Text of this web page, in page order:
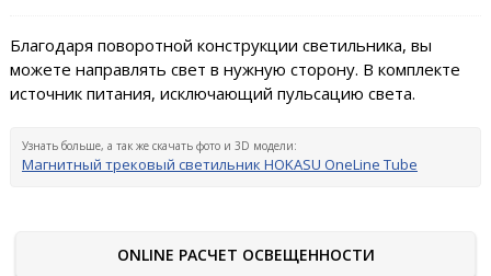
Благодаря поворотной конструкции светильника, вы
можете направлять свет в нужную сторону. В комплекте
источник питания, исключающий пульсацию света.
Узнать больше, а так же скачать фото и 3D модели:
Магнитный трековый светильник HOKASU OneLine Tube
ONLINE РАСЧЕТ ОСВЕЩЕННОСТИ